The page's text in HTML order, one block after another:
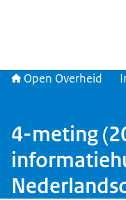
Open Overheid
4-meting